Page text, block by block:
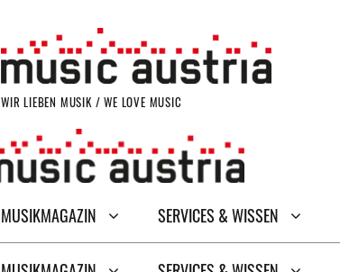
WIR LIEBEN MUSIK / WE LOVE MUSIC
MUSIKMAGAZIN SERVICES & WISSEN